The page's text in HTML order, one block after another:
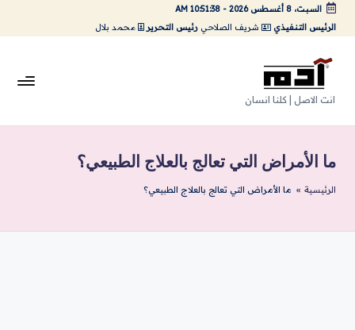
التجاوز
السبت، 8 أغسطس 2026 -
10:51:39 AM
الرئيس التنفيذي
شريف الصلاحي رئيس التحرير محمد بلال
A
da
m
Ar
|
انت الاصل | كلنا انسان
ما الأمراض التي تعالج بالعلاج الطبيعي؟
الرئيسية » ما الأمراض التي تعالج بالعلاج الطبيعي؟